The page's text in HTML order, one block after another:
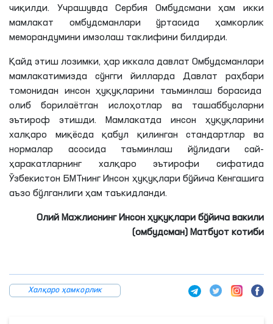
чиқилди. Учрашувда Сербия Омбудсмани ҳам икки
мамлакат омбудсманлари ўртасида ҳамкорлик
меморандумини имзолаш таклифини билдирди.
Қайд этиш лозимки, ҳар иккала давлат Омбудсманлари
мамлакатимизда сўнгги йилларда Давлат раҳбари
томонидан инсон ҳуқуқларини таъминлаш борасида
олиб борилаётган ислоҳотлар ва ташаббусларни
эътироф этишди. Мамлакатда инсон ҳуқуқларини
халқаро миқёсда қабул қилинган стандартлар ва
нормалар асосида таъминлаш йўлидаги сай-
ҳаракатларнинг халқаро эътирофи сифатида
Ўзбекистон БМТнинг Инсон ҳуқуқлари бўйича Кенгашига
аъзо бўлганлиги ҳам таъкидланди.
Олий Мажлиснинг Инсон ҳуқуқлари бўйича вакили
(омбудсман) Матбуот котиби
Халқаро ҳамкорлик